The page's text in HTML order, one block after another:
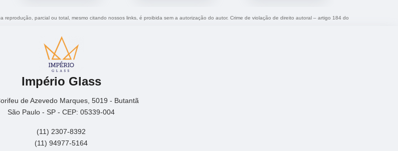
reprodução, parcial ou total, mesmo citando nossos links, é proibida sem a autorização do autor. Crime de violação de direito autoral – artigo 184 do
Império Glass
de Azevedo Marques, 5019 - Butantã
São Paulo - SP - CEP: 05339-004
(11) 2307-8392
(11) 94977-5164